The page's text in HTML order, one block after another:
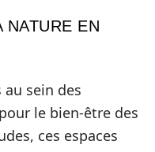
NATURE EN
au sein des
le bien-être des
ces espaces